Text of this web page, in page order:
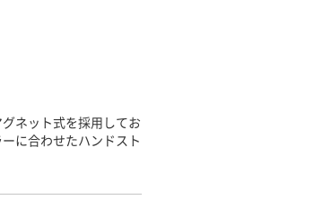
ネット式を採用してお
に合わせたハンドスト